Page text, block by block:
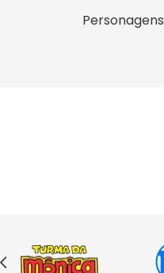
Personagens